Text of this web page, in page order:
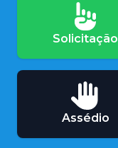
Solicitação
Assédio